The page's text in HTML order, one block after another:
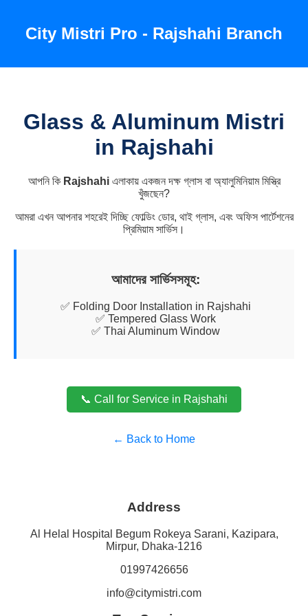
City Mistri Pro - Rajshahi Branch
Glass & Aluminum Mistri
in Rajshahi
আপনি কি Rajshahiএলাকায় একজন দক্ষ গ্লাস বা অ্যালুমিনিয়াম মিস্ত্রি
খুঁজছেন?
আমরা এখন আপনার শহরেই দিচ্ছি ফোল্ডিং ডোর, থাই গ্লাস, এবং অফিস পার্টেশনের
প্রিমিয়াম সার্ভিস।
আমাদের সার্ভিসসমূহ:
✅ Folding Door Installation in Rajshahi
✅ Tempered Glass Work
✅ Thai Aluminum Window
📞 Call for Service in Rajshahi
← Back to Home
Address
Al Helal Hospital Begum Rokeya Sarani, Kazipara,
Mirpur, Dhaka-1216
01997426656
info@citymistri.com